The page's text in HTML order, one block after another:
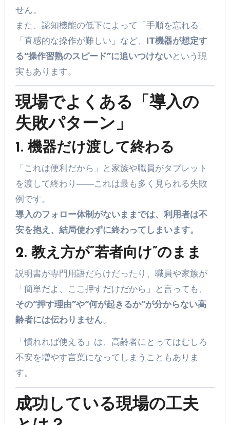
せん。
また、認知機能の低下によって「手順を忘れる」
「直感的な操作が難しい」など、 IT機器が想定す
る“操作習熟のスピード”に追いつけないという現
実もあります。
現場でよくある「導入の
失敗パターン」
1. 機器だけ渡して終わる
「これは便利だから」と家族や職員がタブレット
を渡して終わり――これは最も多く見られる失敗
例です。
導入のフォロー体制がないままでは、利用者は不
安を抱え、結局使わずに終わってしまいます。
2. 教え方が“若者向け”のまま
説明書が専門用語だらけだったり、職員や家族が
「簡単だよ、ここ押すだけだから」と言っても、
その“押す理由”や“何が起きるか”が分からない高
齢者には伝わりません。
「慣れれば使える」は、高齢者にとってはむしろ
不安を増やす言葉になってしまうこともありま
す。
成功している現場の工夫